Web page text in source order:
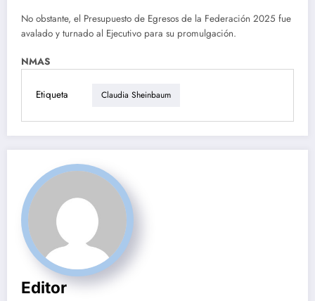
No obstante, el Presupuesto de Egresos de la Federación 2025 fue
avalado y turnado al Ejecutivo para su promulgación.
NMAS
Etiqueta Claudia Sheinbaum
Editor